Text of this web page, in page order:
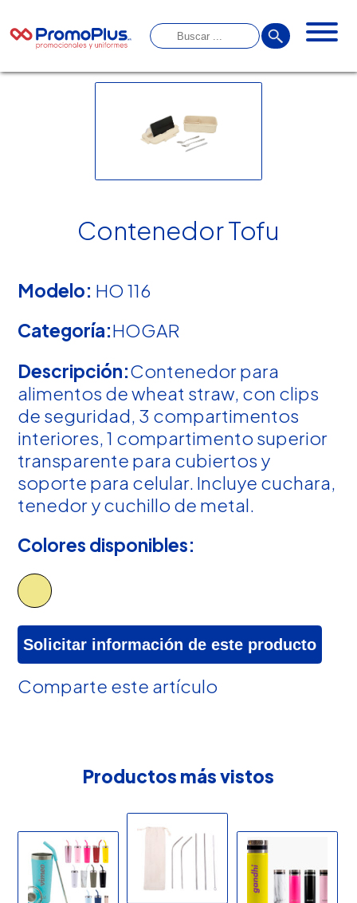
Contenedor Tofu
Modelo: HO 116
Categoría:HOGAR
Descripción:Contenedor para
alimentos de wheat straw, con clips
de seguridad, 3 compartimentos
interiores, 1 compartimento superior
transparente para cubiertos y
soporte para celular. Incluye cuchara,
tenedor y cuchillo de metal.
Colores disponibles:
Solicitar información de este producto
Comparte este artículo
Productos más vistos